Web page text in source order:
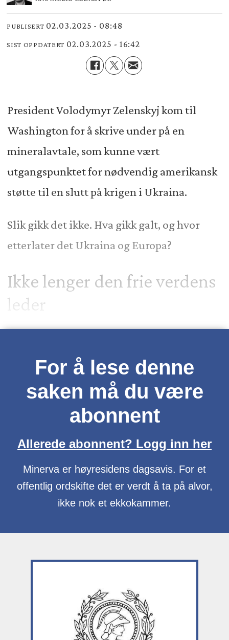
PUBLISERT 02.03.2025 - 08:48
SIST OPPDATERT 02.03.2025 - 16:42
President Volodymyr Zelenskyj kom til
Washington for å skrive under på en
mineralavtale, som kunne vært
utgangspunktet for nødvendig amerikansk
støtte til en slutt på krigen i Ukraina.
Slik gikk det ikke. Hva gikk galt, og hvor
etterlater det Ukraina og Europa?
Ikke lenger den frie verdens
leder
For å lese denne
saken må du være
abonnent
Allerede abonnent? Logg inn her
Minerva er høyresidens dagsavis. For et
offentlig ordskifte det er verdt å ta på alvor,
ikke nok et ekkokammer.